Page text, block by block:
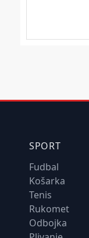
SPORT
Fudbal
Košarka
Tenis
Rukomet
Odbojka